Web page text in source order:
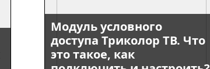
Модуль условного
доступа Триколор ТВ. Что
это такое, как